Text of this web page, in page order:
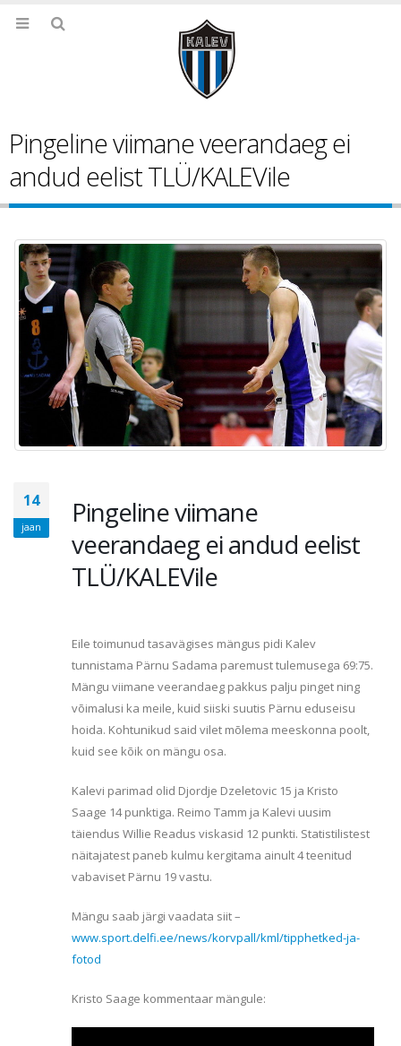
Pingeline viimane veerandaeg ei
andud eelist TLÜ/KALEVile
14
jaan
Pingeline viimane
veerandaeg ei andud eelist
TLÜ/KALEVile
Eile toimunud tasavägises mängus pidi Kalev
tunnistama Pärnu Sadama paremust tulemusega 69:75.
Mängu viimane veerandaeg pakkus palju pinget ning
võimalusi ka meile, kuid siiski suutis Pärnu eduseisu
hoida. Kohtunikud said vilet mõlema meeskonna poolt,
kuid see kõik on mängu osa.
Kalevi parimad olid Djordje Dzeletovic 15 ja Kristo
Saage 14 punktiga. Reimo Tamm ja Kalevi uusim
täiendus Willie Readus viskasid 12 punkti. Statistilistest
näitajatest paneb kulmu kergitama ainult 4 teenitud
vabaviset Pärnu 19 vastu.
Mängu saab järgi vaadata siit –
www.sport.delfi.ee/news/korvpall/kml/tipphetked-ja-
fotod
Kristo Saage kommentaar mängule: